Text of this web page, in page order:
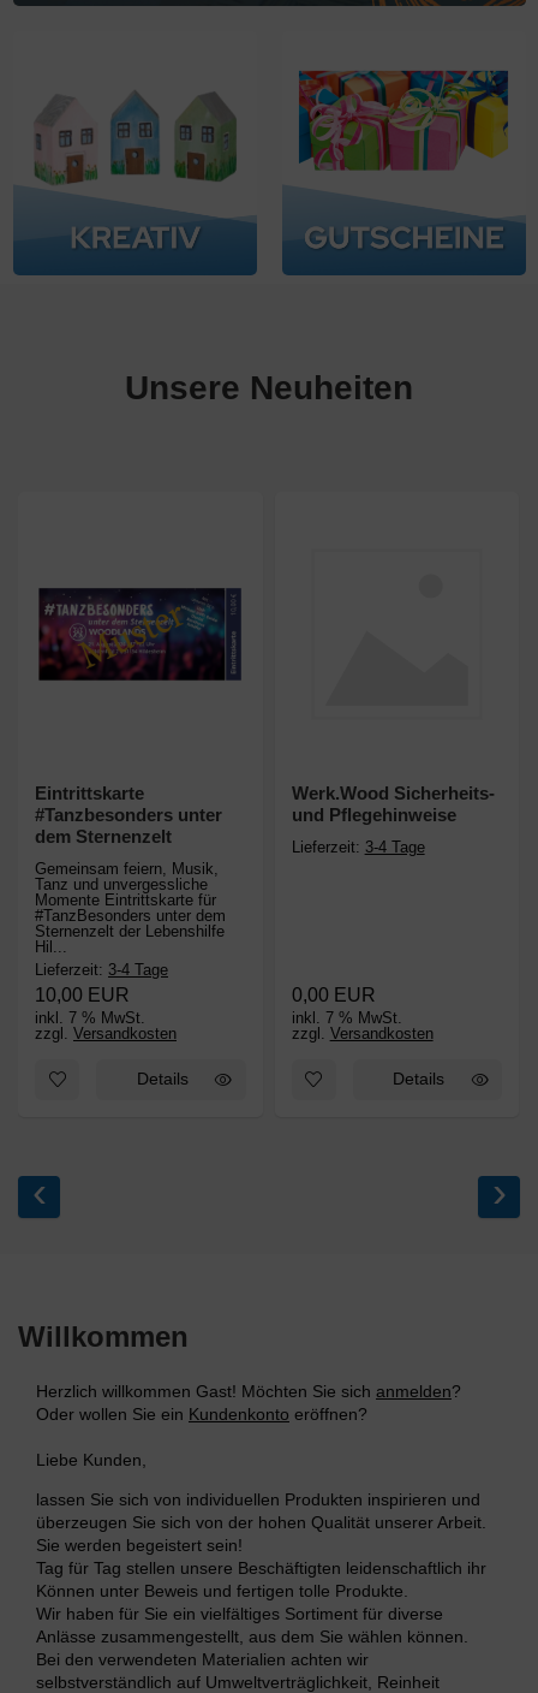
Unsere Neuheiten
Eintrittskarte
#Tanzbesonders unter
dem Sternenzelt
Gemeinsam feiern, Musik,
Tanz und unvergessliche
Momente Eintrittskarte für
#TanzBesonders unter dem
Sternenzelt der Lebenshilfe
Hil...
Lieferzeit: 3-4 Tage
10,00 EUR
inkl. 7 % MwSt.
zzgl. Versandkosten
Zum Merkzettel hinzufügen: Eintrittskarte #Tanzbesonders
Details
Werk.Wood Sicherheits-
und Pflegehinweise
Lieferzeit: 3-4 Tage
0,00 EUR
inkl. 7 % MwSt.
zzgl. Versandkosten
Zum Merkzettel hinzufügen:
Details
‹ ›
Willkommen
Herzlich willkommen Gast! Möchten Sie sich anmelden?
Oder wollen Sie ein Kundenkonto eröffnen?
Liebe Kunden,
lassen Sie sich von individuellen Produkten inspirieren und
überzeugen Sie sich von der hohen Qualität unserer Arbeit.
Sie werden begeistert sein!
Tag für Tag stellen unsere Beschäftigten leidenschaftlich ihr
Können unter Beweis und fertigen tolle Produkte.
Wir haben für Sie ein vielfältiges Sortiment für diverse
Anlässe zusammengestellt, aus dem Sie wählen können.
Bei den verwendeten Materialien achten wir
selbstverständlich auf Umweltverträglichkeit, Reinheit